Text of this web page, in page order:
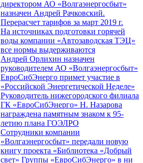
директором АО «Волгаэнергосбыт»
назначен Андрей Рачковский.
Перерасчет тарифов за март 2019 г.
На источниках подготовки горячей
воды компании «Автозаводская ТЭЦ»
все нормы выдерживаются
Андрей Орлихин назначен
руководителем АО «Волгаэнергосбыт»
ЕвроСибЭнерго примет участие в
«Российской Энергетической Неделе»
Руководитель нижегородского филиала
ГК «ЕвроСибЭнерго» Н. Назарова
награждена памятным знаком к 95-
летию плана ГОЭЛРО
Сотрудники компании
«Волгаэнергосбыт» передали новую
книгу проекта «Библиотека «Добрый
свет» Группы «ЕвроСибЭнерго» в ни